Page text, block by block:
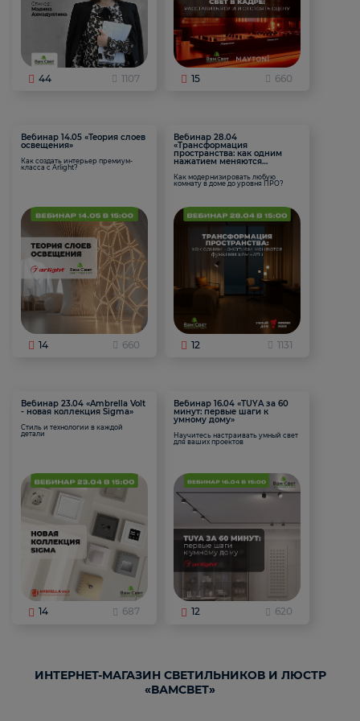
44 1107 15 660
Вебинар 14.05 «Теория слоев
освещения»
Как создать интерьер премиум-
класса с Arlight?
14 660
Вебинар 28.04
«Трансформация
пространства: как одним
нажатием меняются
Как модернизировать любую
комнату в доме до уровня ПРО?
12 1131
Вебинар 23.04 «Ambrella Volt
- новая коллекция Sigma»
Стиль и технологии в каждой
детали
14 687
Вебинар 16.04 «TUYA за 60
минут: первые шаги к
умному дому»
Научитесь настраивать умный свет
для ваших проектов
12 620
ИНТЕРНЕТ-МАГАЗИН СВЕТИЛЬНИКОВ И ЛЮСТР
«ВАМСВЕТ»